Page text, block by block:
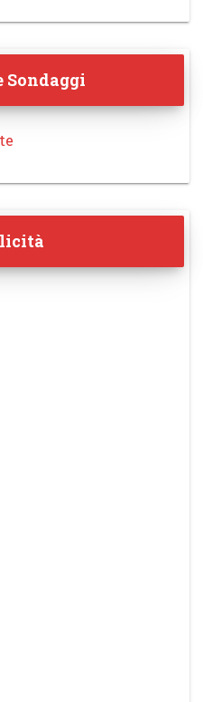
Sondaggi